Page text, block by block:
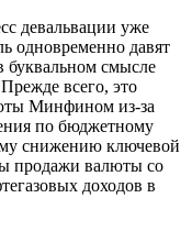
девальвации уже
одновременно давят
буквальном смысле
всего, это
Минфином из-за
по бюджетному
снижению ключевой
продажи валюты со
доходов в